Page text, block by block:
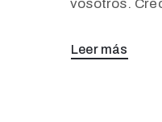
vosotros.
Leer más